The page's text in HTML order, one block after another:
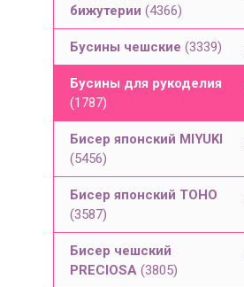
бижутерии (4366)
Бусины чешские (3339)
Бусины для рукоделия
(1787)
Бисер японский MIYUKI
(5456)
Бисер японский TOHO
(3587)
Бисер чешский
PRECIOSA (3805)